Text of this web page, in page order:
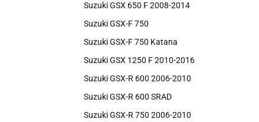
Suzuki GSX 650 F 2008-2014
Suzuki GSX-F 750
Suzuki GSX-F 750 Katana
Suzuki GSX 1250 F 2010-2016
Suzuki GSX-R 600 2006-2010
Suzuki GSX-R 600 SRAD
Suzuki GSX-R 750 2006-2010